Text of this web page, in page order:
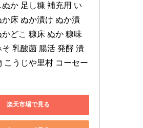
か 足し糠 補充用 い
か床 ぬか漬け ぬか漬
どこ 糠床 ぬか 糠味
そ 乳酸菌 腸活 発酵 漬
こうじや里村 コーセー
楽天市場で見る